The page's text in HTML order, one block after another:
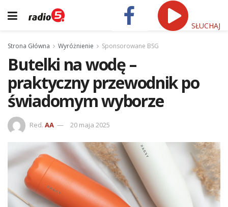
SŁUCHAJ
Strona Główna Wyróżnienie Sponsorowane BSG
Butelki na wodę –
praktyczny przewodnik po
świadomym wyborze
Red. AA 20 maja 2025